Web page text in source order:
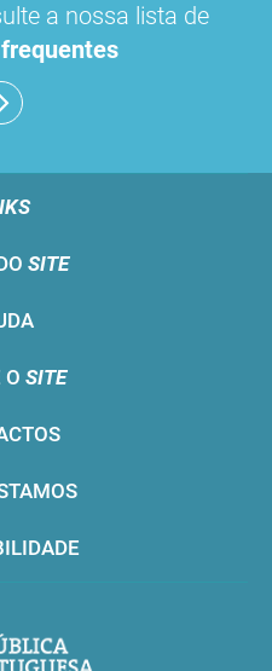
a nossa lista de
SITE
O SITE